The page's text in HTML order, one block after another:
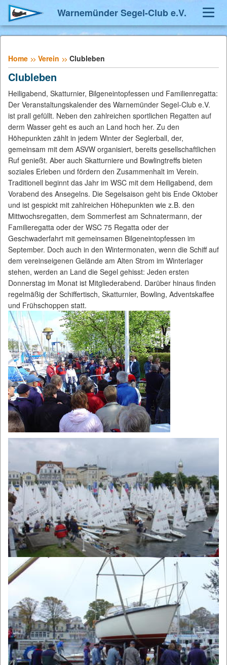
Warnemünder Segel-Club e.V.
Home Verein Clubleben
Clubleben
Heiligabend, Skatturnier, Bilgeneintopfessen und Familienregatta:
Der Veranstaltungskalender des Warnemünder Segel-Club e.V.
ist prall gefüllt. Neben den zahlreichen sportlichen Regatten auf
derm Wasser geht es auch an Land hoch her. Zu den
Höhepunkten zählt in jedem Winter der Seglerball, der,
gemeinsam mit dem ASVW organisiert, bereits gesellschaftlichen
Ruf genießt. Aber auch Skatturniere und Bowlingtreffs bieten
soziales Erleben und fördern den Zusammenhalt im Verein.
Traditionell beginnt das Jahr im WSC mit dem Heiligabend, dem
Vorabend des Ansegelns. Die Segelsaison geht bis Ende Oktober
und ist gespickt mit zahlreichen Höhepunkten wie z.B. den
Mittwochsregatten, dem Sommerfest am Schnatermann, der
Familieregatta oder der WSC 75 Regatta oder der
Geschwaderfahrt mit gemeinsamen Bilgeneintopfessen im
September. Doch auch in den Wintermonaten, wenn die Schiff auf
dem vereinseigenen Gelände am Alten Strom im Winterlager
stehen, werden an Land die Segel gehisst: Jeden ersten
Donnerstag im Monat ist Mitgliederabend. Darüber hinaus finden
regelmäßig der Schiffertisch, Skatturnier, Bowling, Adventskaffee
und Frühschoppen statt.